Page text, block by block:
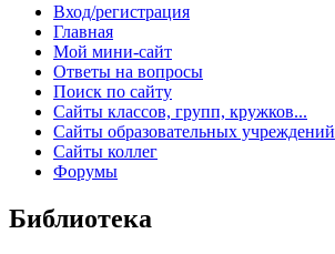
Вход/регистрация
Главная
Мой мини-сайт
Ответы на вопросы
Поиск по сайту
Сайты классов, групп, кружков...
Сайты образовательных учреждений
Сайты коллег
Форумы
Библиотека